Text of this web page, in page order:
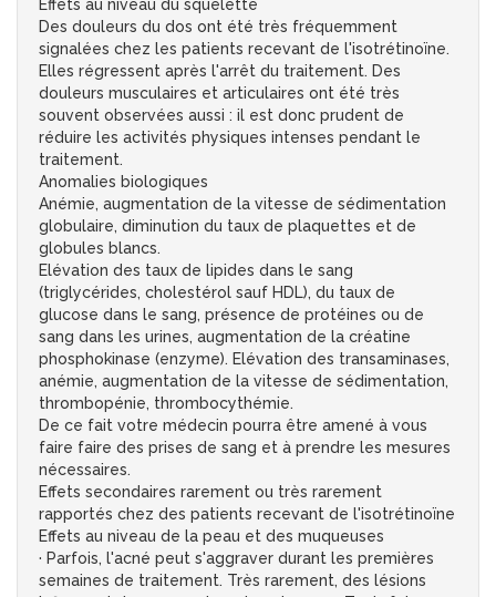
Effets au niveau du squelette
Des douleurs du dos ont été très fréquemment
signalées chez les patients recevant de l'isotrétinoïne.
Elles régressent après l'arrêt du traitement. Des
douleurs musculaires et articulaires ont été très
souvent observées aussi : il est donc prudent de
réduire les activités physiques intenses pendant le
traitement.
Anomalies biologiques
Anémie, augmentation de la vitesse de sédimentation
globulaire, diminution du taux de plaquettes et de
globules blancs.
Elévation des taux de lipides dans le sang
(triglycérides, cholestérol sauf HDL), du taux de
glucose dans le sang, présence de protéines ou de
sang dans les urines, augmentation de la créatine
phosphokinase (enzyme). Elévation des transaminases,
anémie, augmentation de la vitesse de sédimentation,
thrombopénie, thrombocythémie.
De ce fait votre médecin pourra être amené à vous
faire faire des prises de sang et à prendre les mesures
nécessaires.
Effets secondaires rarement ou très rarement
rapportés chez des patients recevant de l'isotrétinoïne
Effets au niveau de la peau et des muqueuses
· Parfois, l'acné peut s'aggraver durant les premières
semaines de traitement. Très rarement, des lésions